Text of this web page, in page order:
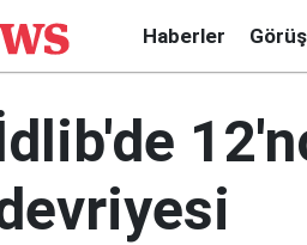
Haberler Görüş